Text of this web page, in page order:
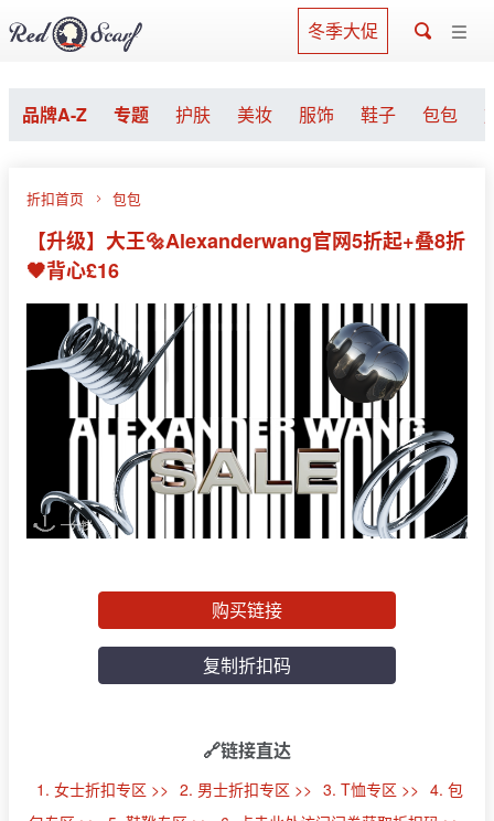
冬季大促
品牌A-Z 专题 护肤 美妆 服饰 鞋子 包包
折扣首页 包包
【升级】大王🔩Alexanderwang官网5折起+叠8折
🖤背心£16
购买链接
复制折扣码
🔗链接直达
1. 女士折扣专区 >> 2. 男士折扣专区 >> 3. T恤专区 >> 4. 包